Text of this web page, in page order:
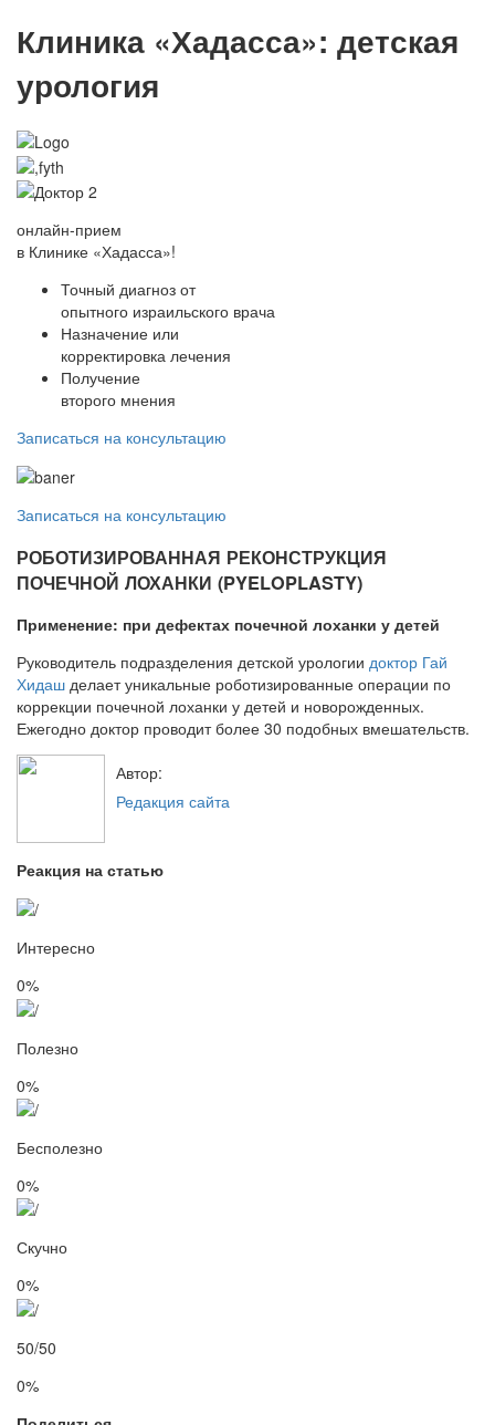
Клиника «Хадасса»: детская
урология
онлайн-прием
в Клинике «Хадасса»!
Точный диагноз от
опытного израильского врача
Назначение или
корректировка лечения
Получение
второго мнения
Записаться на консультацию
Записаться на консультацию
РОБОТИЗИРОВАННАЯ РЕКОНСТРУКЦИЯ
ПОЧЕЧНОЙ ЛОХАНКИ (PYELOPLASTY)
Применение: при дефектах почечной лоханки у детей
Руководитель подразделения детской урологии доктор Гай
Хидаш делает уникальные роботизированные операции по
коррекции почечной лоханки у детей и новорожденных.
Ежегодно доктор проводит более 30 подобных вмешательств.
Автор:
Редакция сайта
Реакция на статью
Интересно
0%
Полезно
0%
Бесполезно
0%
Скучно
0%
50/50
0%